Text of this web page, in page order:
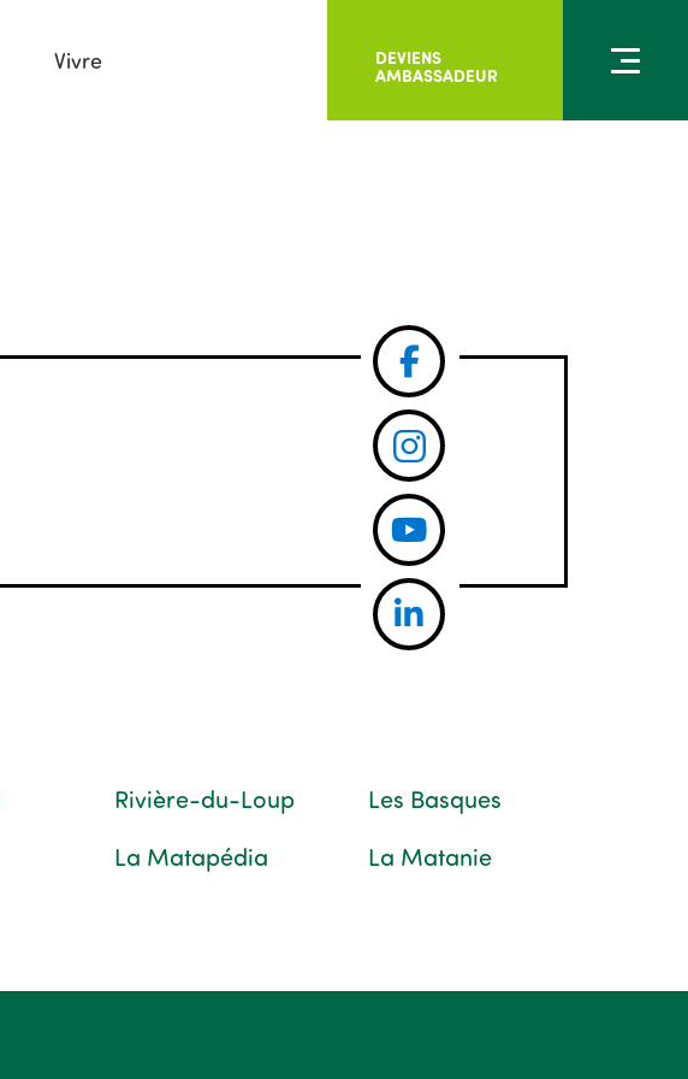
Vivre DEVIENS
AMBASSADEUR
Rivière-du-Loup
Les Basques
La Matapédia La Matanie